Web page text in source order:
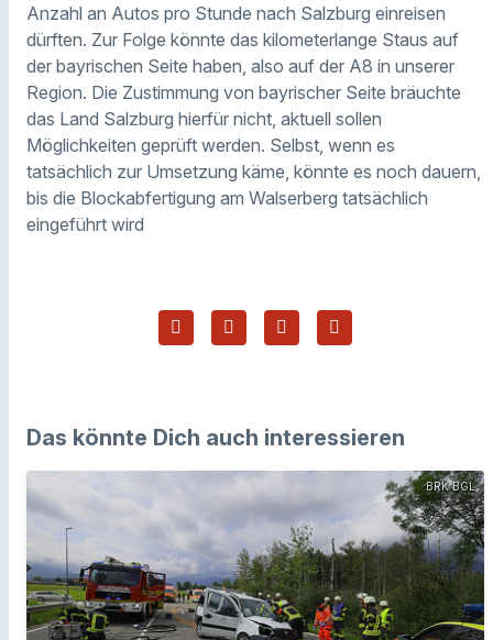
Anzahl an Autos pro Stunde nach Salzburg einreisen
dürften. Zur Folge könnte das kilometerlange Staus auf
der bayrischen Seite haben, also auf der A8 in unserer
Region. Die Zustimmung von bayrischer Seite bräuchte
das Land Salzburg hierfür nicht, aktuell sollen
Möglichkeiten geprüft werden. Selbst, wenn es
tatsächlich zur Umsetzung käme, könnte es noch dauern,
bis die Blockabfertigung am Walserberg tatsächlich
eingeführt wird
Das könnte Dich auch interessieren
BRK BGL